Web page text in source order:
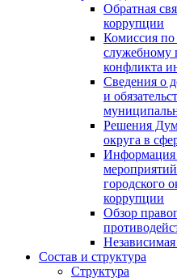
Обратная
коррупции
Комиссия
служебному
конфликта
Сведения о
и
Решения
округа в
Информация
городского
коррупции
Обзор
Состав и структура
Структура